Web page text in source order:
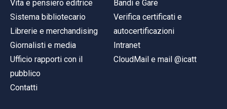
Vita e pensiero editrice
Sistema bibliotecario
Librerie e merchandising
Giornalisti e media
Ufficio rapporti con il
pubblico
Contatti
Bandi e Gare
Verifica certificati e
autocertificazioni
Intranet
CloudMail e mail @icatt